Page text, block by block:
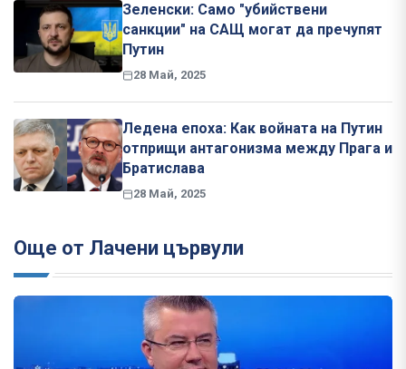
Зеленски: Само "убийствени
санкции" на САЩ могат да пречупят
Путин
28 Май, 2025
Ледена епоха: Как войната на Путин
отприщи антагонизма между Прага и
Братислава
28 Май, 2025
Още от Лачени цървули